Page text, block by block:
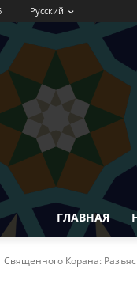
Русский
ГЛАВНАЯ
Cвященного Корана: